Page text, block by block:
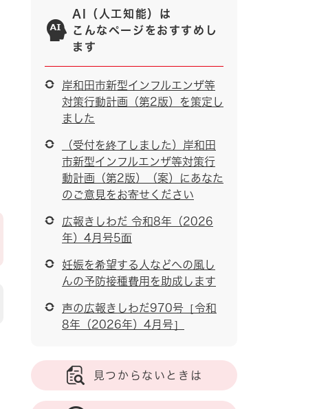
AI（人工知能）は
こんなページをおすすめし
ます
岸和田市新型インフルエンザ等
対策行動計画（第2版）を策定し
ました
（受付を終了しました）岸和田
市新型インフルエンザ等対策行
動計画（第2版）（案）にあなた
のご意見をお寄せください
広報きしわだ 令和8年（2026
年）4月号5面
妊娠を希望する人などへの風し
んの予防接種費用を助成します
声の広報きしわだ970号［令和
8年（2026年）4月号］
見つからないときは